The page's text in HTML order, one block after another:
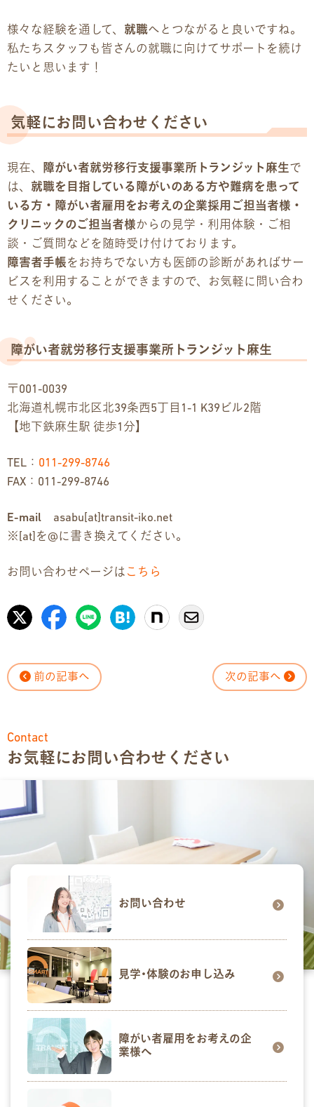
様々な経験を通して、 就職へとつながると良いですね。
私たちスタッフも皆さんの就職に向けてサポートを続け
たいと思います！
気軽にお問い合わせください
現在、 障がい者就労移行支援事業所トランジット麻生で
は、 就職を目指している障がいのある方や難病を患って
いる方・障がい者雇用をお考えの企業採用ご担当者様・
クリニックのご担当者様からの見学・利用体験・ご相
談・ご質問などを随時受け付けております。
障害者手帳をお持ちでない方も医師の診断があればサー
ビスを利用することができますので、お気軽に問い合わ
せください。
障がい者就労移行支援事業所トランジット麻生
〒001-0039
北海道札幌市北区北39条西5丁目1-1 K39ビル2階
【地下鉄麻生駅 徒歩1分】
TEL： 011-299-8746
FAX：011-299-8746
E-mail asabu[at]transit-iko.net
※[at]を@に書き換えてください。
お問い合わせページは こちら
前の記事へ 次の記事へ
Contact
お気軽にお問い合わせください
お問い合わせ
見学･体験のお申し込み
障がい者雇用をお考えの企
業様へ